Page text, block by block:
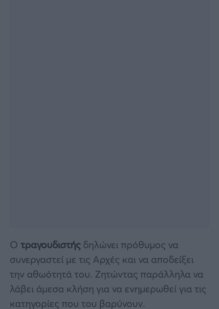
Ο τραγουδιστής δηλώνει πρόθυμος να
συνεργαστεί με τις Αρχές και να αποδείξει
την αθωότητά του. Ζητώντας παράλληλα να
λάβει άμεσα κλήση για να ενημερωθεί για τις
κατηγορίες που του βαρύνουν.